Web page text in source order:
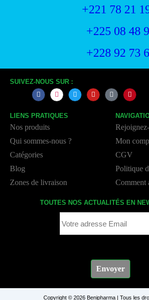
+221 78 21
+225 08 48
+228 92 73
SUIVEZ-NOUS SUR :
LIENS PRATIQUES
Nos produits
Qui sommes-nous ?
Catégories
Blog
Zones de livraison
Mon
CGV
Politique
Comment
TOUTES NOS ACTUALITÉS EN
Envoyer
Copyright © 2026 Benipharma | Tous les